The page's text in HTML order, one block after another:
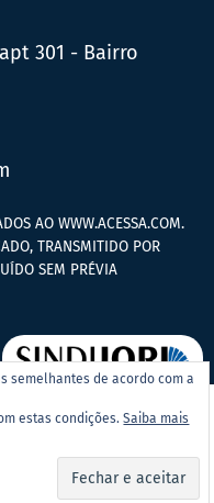
301 - Bairro
semelhantes de acordo com a
estas condições.Saiba mais
AO WWW.ACESSA.COM.
TRANSMITIDO POR
SEM PRÉVIA